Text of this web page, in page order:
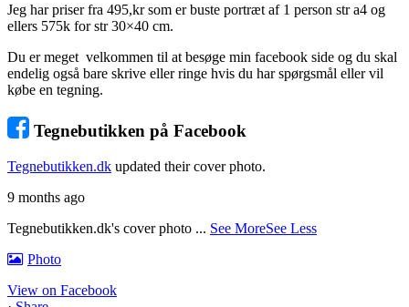
Jeg har priser fra 495,kr som er buste portræt af 1 person str a4 og
ellers 575k for str 30×40 cm.
Du er meget velkommen til at besøge min facebook side og du skal
endelig også bare skrive eller ringe hvis du har spørgsmål eller vil
købe en tegning.
Tegnebutikken på Facebook
Tegnebutikken.dk updated their cover photo.
9 months ago
Tegnebutikken.dk's cover photo ... See MoreSee Less
Photo
View on Facebook